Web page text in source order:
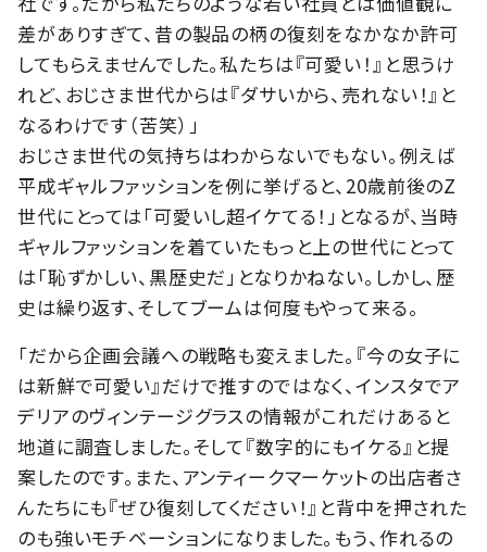
差がありすぎて、昔の製品の柄の復刻をなかなか許可
してもらえませんでした。私たちは『可愛い！』と思うけ
れど、おじさま世代からは『ダサいから、売れない！』と
なるわけです（苦笑）」
おじさま世代の気持ちはわからないでもない。例えば
平成ギャルファッションを例に挙げると、20歳前後のZ
世代にとっては「可愛いし超イケてる！」となるが、当時
ギャルファッションを着ていたもっと上の世代にとって
は「恥ずかしい、黒歴史だ」となりかねない。しかし、歴
史は繰り返す、そしてブームは何度もやって来る。
「だから企画会議への戦略も変えました。『今の女子に
は新鮮で可愛い』だけで推すのではなく、インスタでア
デリアのヴィンテージグラスの情報がこれだけあると
地道に調査しました。そして『数字的にもイケる』と提
案したのです。また、アンティークマーケットの出店者さ
んたちにも『ぜひ復刻してください！』と背中を押された
のも強いモチベーションになりました。もう、作れるの